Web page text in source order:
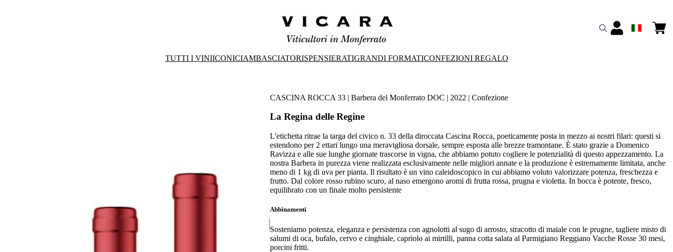
TUTTI I VINIICONICIAMBASCIATORISPENSIERATIGRANDI FORMATICONFEZIONI REGALO
CASCINA ROCCA 33 | Barbera del Monferrato DOC | 2022 | Confezione
La Regina delle Regine
L'etichetta ritrae la targa del civico n. 33 della diroccata Cascina Rocca, poeticamente posta in mezzo ai nostri filari: questi si
estendono per 2 ettari lungo una meravigliosa dorsale, sempre esposta alle brezze tramontane. Ѐ stato grazie a Domenico
Ravizza e alle sue lunghe giornate trascorse in vigna, che abbiamo potuto cogliere le potenzialità di questo appezzamento. La
nostra Barbera in purezza viene realizzata esclusivamente nelle migliori annate e la produzione è estremamente limitata, anche
meno di 1 kg di uva per pianta. Il risultato è un vino caleidoscopico in cui abbiamo voluto valorizzare potenza, freschezza e
frutto. Dal colore rosso rubino scuro, al naso emergono aromi di frutta rossa, prugna e violetta. In bocca è potente, fresco,
equilibrato con un finale molto persistente
Abbinamenti
Sosteniamo potenza, eleganza e persistenza con agnolotti al sugo di arrosto, stracotto di maiale con le prugne, tagliere misto di
salumi di oca, bufalo, cervo e cinghiale, capriolo ai mirtilli, panna cotta salata al Parmigiano Reggiano Vacche Rosse 30 mesi,
porcini fritti.